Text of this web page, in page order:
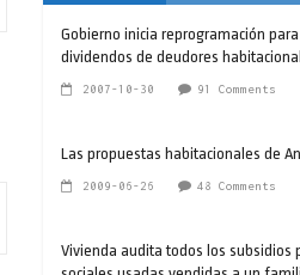
Gobierno inicia reprogramación
dividendos de deudores
2007-10-30 91 Comments
Las propuestas habitacionales de
2009-06-26 48 Comments
Vivienda audita todos los subsidios